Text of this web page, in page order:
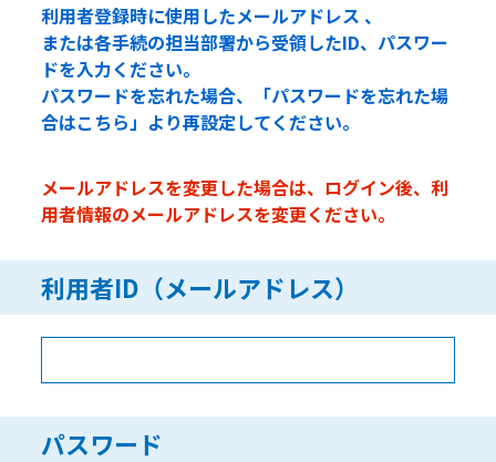
利用者登録時に使用したメールアドレス 、
または各手続の担当部署から受領したID、パスワー
ドを入力ください。
パスワードを忘れた場合、「パスワードを忘れた場
合はこちら」より再設定してください。
メールアドレスを変更した場合は、ログイン後、利
用者情報のメールアドレスを変更ください。
利用者ID（メールアドレス）
パスワード